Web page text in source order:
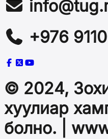
+976
© 2024,
хуулиар
болно. |